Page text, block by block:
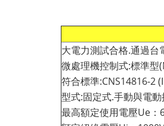
大電力測試合格.通過台
微處理機控制式:標準型
符合標準:CNS14816-2
型式:固定式.手動與電
最高額定使用電壓Ue：